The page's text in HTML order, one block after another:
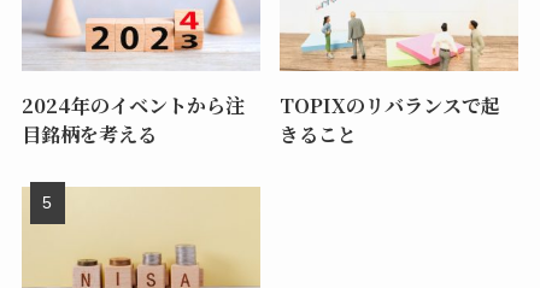
2024年のイベントから注
目銘柄を考える
TOPIXのリバランスで起
きること